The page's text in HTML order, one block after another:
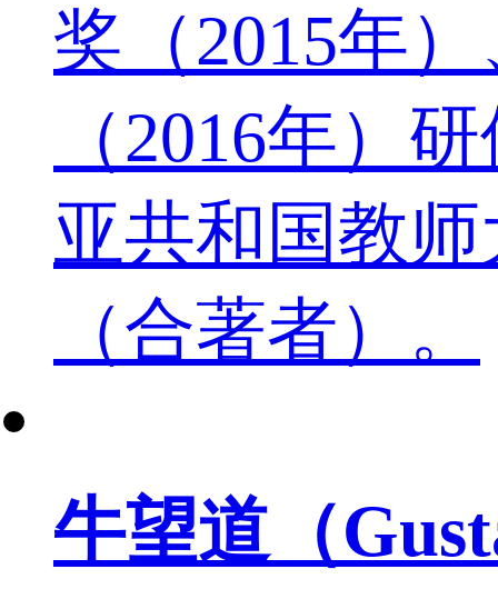
奖（2015年
（2016年）
亚共和国教
（合著者）。
牛望道（